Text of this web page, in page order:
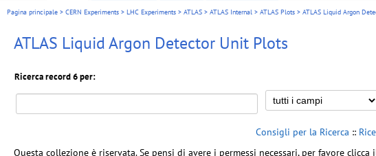
Pagina principale > CERN Experiments > LHC Experiments > ATLAS > ATLAS Internal > ATLAS Plots > ATLAS Liquid Argon
ATLAS Liquid Argon Detector Unit Plots
Ricerca record 6 per:
Consigli per la Ricerca ::
Questa collezione è riservata. Se pensi di avere i permessi necessari, per favore clicca